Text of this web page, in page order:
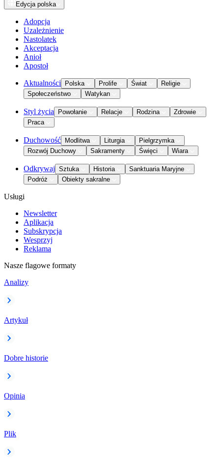
Edycja polska
Adopcja
Uzależnienie
Nastolatek
Akceptacja
Anioł
Apostoł
Aktualności Polska Prolife Świat
Religie
Społeczeństwo
Watykan
Styl życia Powołanie Relacje Rodzina
Zdrowie
Praca
Duchowość Modlitwa Liturgia
Pielgrzymka
Rozwój Duchowy
Sakramenty Święci Wiara
Odkrywaj Sztuka Historia
Sanktuaria Maryjne
Podróż
Obiekty sakralne
Usługi
Newsletter
Aplikacja
Subskrypcja
Wesprzyj
Reklama
Nasze flagowe formaty
Analizy
Artykuł
Dobre historie
Opinia
Plik